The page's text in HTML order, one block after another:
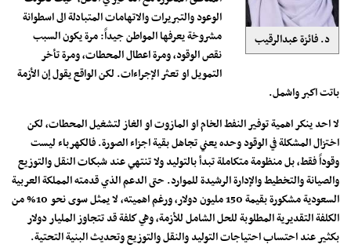
د. فائزة عبدالرقيب
الوعود والتبريرات والاتهامات المتبادلة الى اسطوانة
مشروخة يعرفها المواطن جيداً: مرة يكون السبب
نقص الوقود، ومرة اعطال المحطات، ومرة تأخر
التمويل او تعثر الإجراءات. لكن الواقع يقول إن الأزمة
باتت اكبر واشمل.
لا احد ينكر اهمية توفير النفط الخام او المازوت او الغاز لتشغيل المحطات، لكن
اختزال المشكلة في الوقود وحده يعني تجاهل بقية اجزاء الصورة. فالكهرباء ليست
وقوداً فقط، بل منظومة متكاملة تبدأ بالتوليد ولا تنتهي عند شبكات النقل والتوزيع
والصيانة والتخطيط والإدارة الرشيدة للموارد. حتى الدعم الذي قدمته المملكة العربية
السعودية مشكورة بقيمة 150 مليون دولار، ورغم اهميته، لا يمثل سوى نحو 10% من
الكلفة التقديرية المطلوبة للحل الشامل للأزمة، وهي كلفة قد تتجاوز المليار دولار
بكثير عند احتساب احتياجات التوليد والنقل والتوزيع وتحديث البنية التحتية.